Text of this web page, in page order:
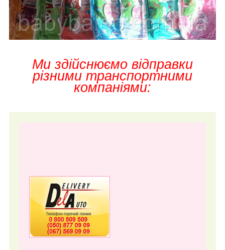
Ми здійснюємо відправки
різними транспортними
компаніями: